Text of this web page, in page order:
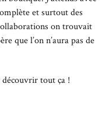
et surtout des
on trouvait
que l’on n’aura pas de
tout ça !